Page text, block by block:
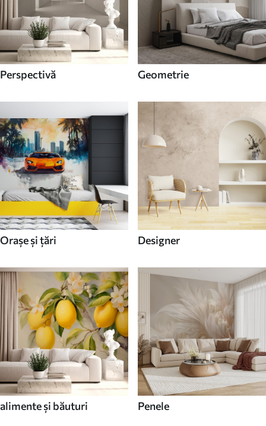
Perspectivă Geometrie
Orașe și țări Designer
alimente și băuturi Penele